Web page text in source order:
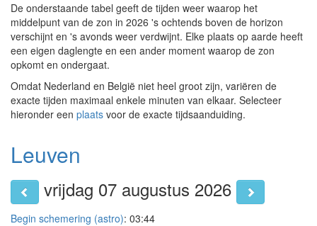
De onderstaande tabel geeft de tijden weer waarop het
middelpunt van de zon in 2026 's ochtends boven de horizon
verschijnt en 's avonds weer verdwijnt. Elke plaats op aarde heeft
een eigen daglengte en een ander moment waarop de zon
opkomt en ondergaat.
Omdat Nederland en België niet heel groot zijn, variëren de
exacte tijden maximaal enkele minuten van elkaar. Selecteer
hieronder een plaats voor de exacte tijdsaanduiding.
Leuven
vrijdag 07 augustus 2026
Begin schemering (astro): 03:44